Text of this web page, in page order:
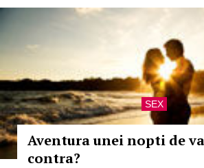
SEX
Aventura unei nopti de
contra?